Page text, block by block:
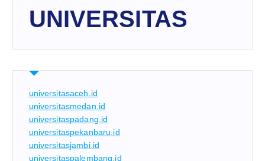
UNIVERSITAS
universitasaceh.id
universitasmedan.id
universitaspadang.id
universitaspekanbaru.id
universitasjambi.id
universitaspalembang.id